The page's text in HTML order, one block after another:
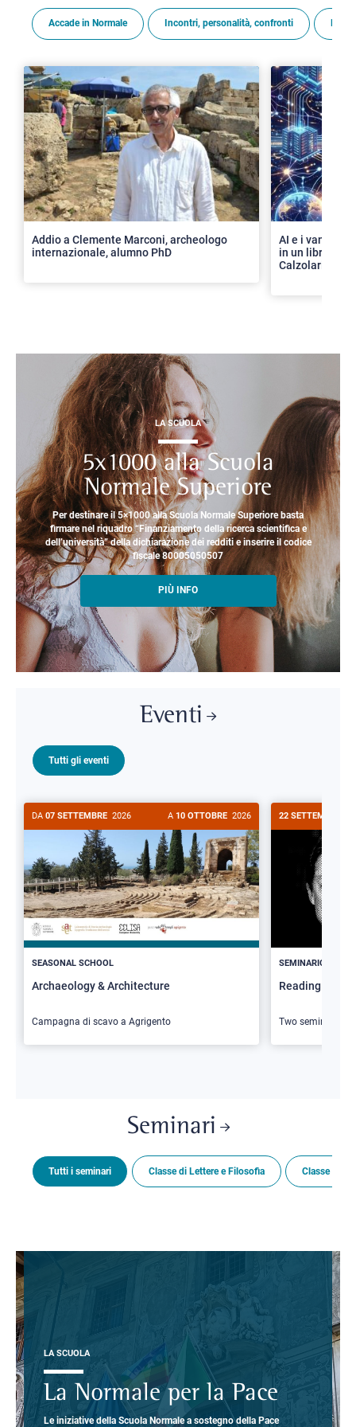
Accade in Normale Incontri, personalità, confronti
Addio a Clemente Marconi, archeologo
internazionale, alumno PhD
AI e i vantaggi
in un libro con
Calzolari
>
LA SCUOLA
5x1000 alla Scuola
Normale Superiore
Per destinare il 5×1000 alla Scuola Normale Superiore basta
firmare nel riquadro “Finanziamento della ricerca scientifica e
dell’università” della dichiarazione dei redditi e inserire il codice
fiscale 80005050507
PIÙ INFO
Eventi
Tutti gli eventi
DA 07 SETTEMBRE 2026 A 10 OTTOBRE 2026
SEASONAL SCHOOL
Archaeology & Architecture
Campagna di scavo a Agrigento
22 SETTEMBRE
SEMINARIO
Reading
Two seminars
Seminari
Tutti i seminari Classe di Lettere e Filosofia Classe di
LA SCUOLA
La Normale per la Pace
Le iniziative della Scuola Normale a sostegno della Pace